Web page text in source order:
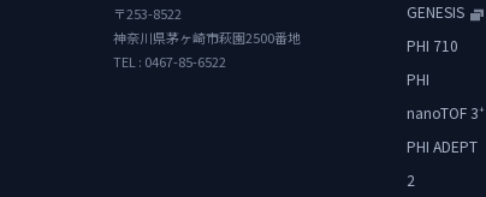
〒253-8522
神奈川県茅ヶ崎市萩園2500番地
TEL : 0467-85-6522
GENESIS
PHI 710
PHI
nanoTOF 3+
PHI ADEPT
2